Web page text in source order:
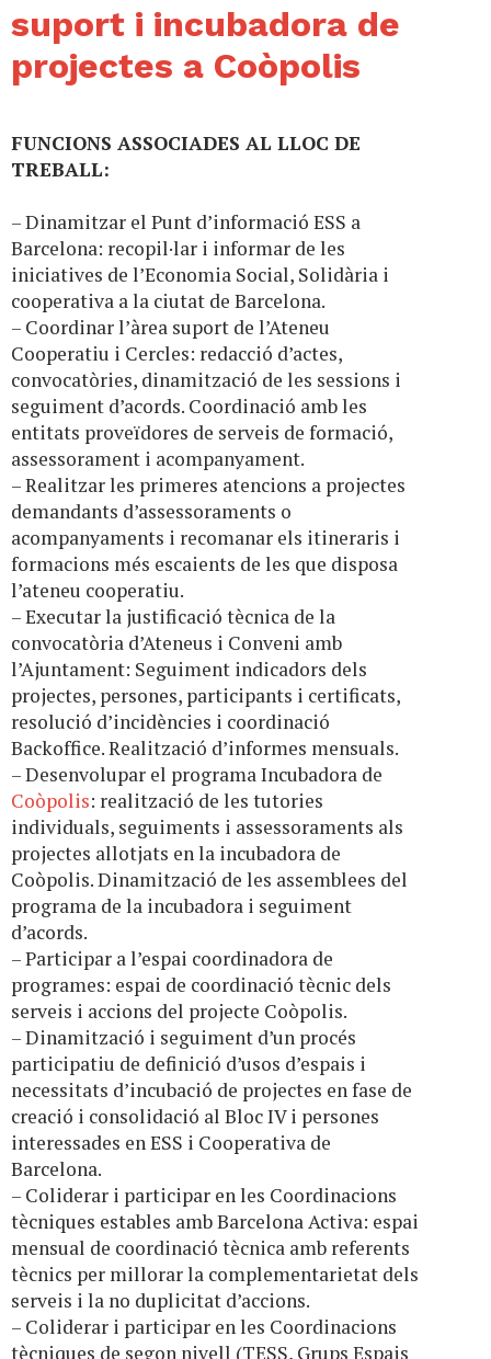
suport i incubadora de
projectes a Coòpolis
FUNCIONS ASSOCIADES AL LLOC DE
TREBALL:
– Dinamitzar el Punt d’informació ESS a
Barcelona: recopil·lar i informar de les
iniciatives de l’Economia Social, Solidària i
cooperativa a la ciutat de Barcelona.
– Coordinar l’àrea suport de l’Ateneu
Cooperatiu i Cercles: redacció d’actes,
convocatòries, dinamització de les sessions i
seguiment d’acords. Coordinació amb les
entitats proveïdores de serveis de formació,
assessorament i acompanyament.
– Realitzar les primeres atencions a projectes
demandants d’assessoraments o
acompanyaments i recomanar els itineraris i
formacions més escaients de les que disposa
l’ateneu cooperatiu.
– Executar la justificació tècnica de la
convocatòria d’Ateneus i Conveni amb
l’Ajuntament: Seguiment indicadors dels
projectes, persones, participants i certificats,
resolució d’incidències i coordinació
Backoffice. Realització d’informes mensuals.
– Desenvolupar el programa Incubadora de
Coòpolis: realització de les tutories
individuals, seguiments i assessoraments als
projectes allotjats en la incubadora de
Coòpolis. Dinamització de les assemblees del
programa de la incubadora i seguiment
d’acords.
– Participar a l’espai coordinadora de
programes: espai de coordinació tècnic dels
serveis i accions del projecte Coòpolis.
– Dinamització i seguiment d’un procés
participatiu de definició d’usos d’espais i
necessitats d’incubació de projectes en fase de
creació i consolidació al Bloc IV i persones
interessades en ESS i Cooperativa de
Barcelona.
– Coliderar i participar en les Coordinacions
tècniques estables amb Barcelona Activa: espai
mensual de coordinació tècnica amb referents
tècnics per millorar la complementarietat dels
serveis i la no duplicitat d’accions.
– Coliderar i participar en les Coordinacions
tècniques de segon nivell (TESS, Grups Espais